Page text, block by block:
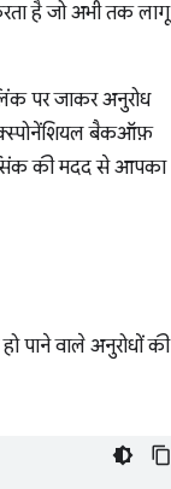
है जो अभी तक लागू
पर जाकर अनुरोध
बैकऑफ़
सिंक की मदद से आपका
पाने वाले अनुरोधों की